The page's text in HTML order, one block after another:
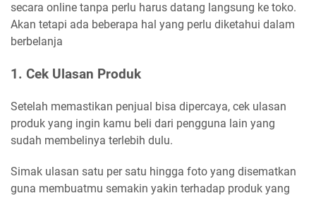
secara online tanpa perlu harus datang langsung ke toko.
Akan tetapi ada beberapa hal yang perlu diketahui dalam
berbelanja
1. Cek Ulasan Produk
Setelah memastikan penjual bisa dipercaya, cek ulasan
produk yang ingin kamu beli dari pengguna lain yang
sudah membelinya terlebih dulu.
Simak ulasan satu per satu hingga foto yang disematkan
guna membuatmu semakin yakin terhadap produk yang